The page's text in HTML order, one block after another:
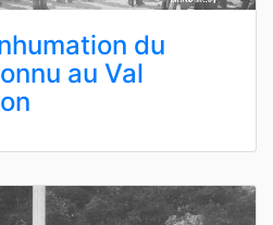
du
au Val